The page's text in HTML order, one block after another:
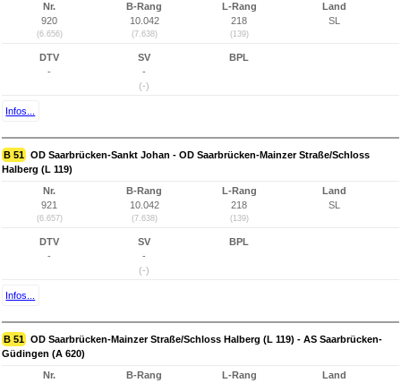
Nr.
920
(6.656)
B-Rang
10.042
(7.638)
L-Rang
218
(139)
Land
SL
DTV
-
SV
-
(-)
BPL
Infos...
B 51 OD Saarbrücken-Sankt Johan - OD Saarbrücken-Mainzer Straße/Schloss
Halberg (L 119)
Nr.
921
(6.657)
B-Rang
10.042
(7.638)
L-Rang
218
(139)
Land
SL
DTV
-
SV
-
(-)
BPL
Infos...
B 51 OD Saarbrücken-Mainzer Straße/Schloss Halberg (L 119) - AS Saarbrücken-
Güdingen (A 620)
Nr.
B-Rang
L-Rang
Land